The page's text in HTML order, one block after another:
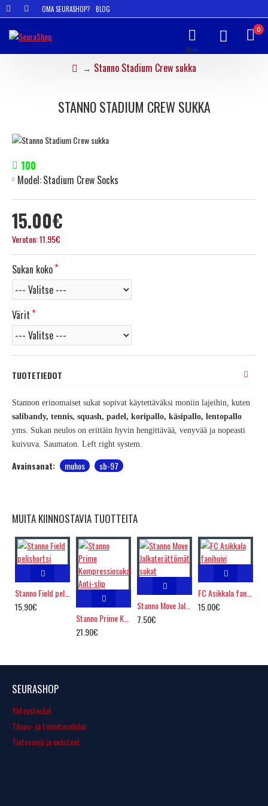
OMA SEURASHOP? BLOG
0
Stanno Stadium Crew sukka
STANNO STADIUM CREW SUKKA
15.00€
Veroton: 11.95€
100
Model:Stadium Crew Socks
Sukan koko
Värit
TUOTETIEDOT
Stannon erinomaiset sukat sopivat käytettäväksi moniin lajeihin, kuten
salibandy, tennis, squash, padel, koripallo, käsipallo, lentopallo
yms. Sukan neulos on erittäin hyvin hengittävää, venyvää ja nopeasti
kuivuva. Saumaton. Left right system.
Avainsanat: muhos sb-97
MUITA KIINNOSTAVIA TUOTTEITA
15.90€
Stanno Prime Kompressiosukat, Anti-slip
21.90€
Stanno Move Jalkaterättömät sukat
7.50€
FC Asikkala fanihuivi
15.00€
SEURASHOP
Yhteystiedot
Tilaus- ja toimitusehdot
Tietosuoja ja evästeet